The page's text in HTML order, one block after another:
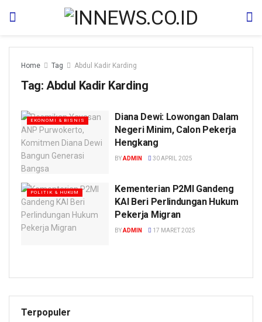
Home Tag Abdul Kadir Karding
Tag: Abdul Kadir Karding
EKONOMI & BISNIS
Diana Dewi: Lowongan Dalam
Negeri Minim, Calon Pekerja
Hengkang
BY ADMIN 30 APRIL 2025
POLITIK & HUKUM
Kementerian P2MI Gandeng
KAI Beri Perlindungan Hukum
Pekerja Migran
BY ADMIN 17 MARET 2025
Terpopuler